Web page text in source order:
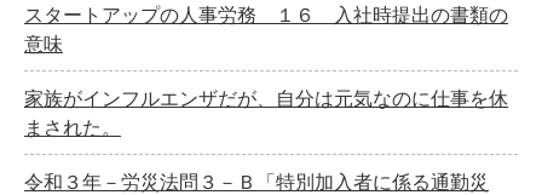
スタートアップの人事労務 １６ 入社時提出の書類の
意味
家族がインフルエンザだが、自分は元気なのに仕事を休
まされた。
令和３年－労災法問３－Ｂ「特別加入者に係る通勤災